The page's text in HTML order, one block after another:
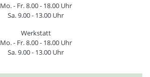
Mo. - Fr. 8.00 - 18.00 Uhr
Sa. 9.00 - 13.00 Uhr
Werkstatt
Mo. - Fr. 8.00 - 18.00 Uhr
Sa. 9.00 - 13.00 Uhr